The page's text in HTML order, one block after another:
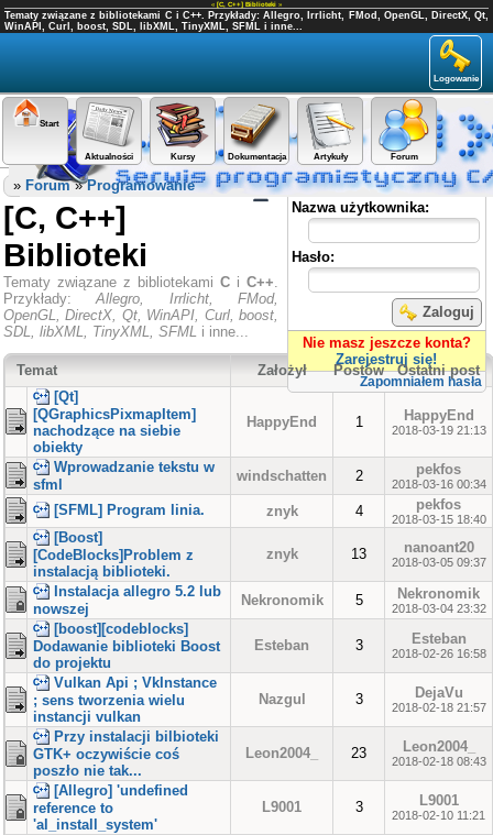
« [C, C++] Biblioteki »
Tematy związane z bibliotekami C i C++. Przykłady: Allegro, Irrlicht, FMod, OpenGL, DirectX, Qt,
WinAPI, Curl, boost, SDL, libXML, TinyXML, SFML i inne...
Logowanie
Start
Aktualności Kursy Dokumentacja Artykuły Forum
Panel użytkownika
Nazwa użytkownika:
Hasło:
Zaloguj
Nie masz jeszcze konta?
Zarejestruj się!
Zapomniałem hasła
» Forum»Programowanie
[C, C++]
Biblioteki
Tematy związane z bibliotekami C i C++.
Przykłady:Allegro, Irrlicht, FMod,
OpenGL, DirectX, Qt, WinAPI, Curl, boost,
SDL, libXML, TinyXML, SFML i inne...
Temat Założył Postów
Ostatni post
[Qt]
[QGraphicsPixmapItem]
nachodzące na siebie
obiekty
HappyEnd 1 HappyEnd
2018-03-19 21:13
Wprowadzanie tekstu w
sfml
windschatten 2 pekfos
2018-03-16 00:34
[SFML] Program linia. znyk 4 pekfos
2018-03-15 18:40
[Boost]
[CodeBlocks]Problem z
instalacją biblioteki.
znyk 13 nanoant20
2018-03-05 09:37
Instalacja allegro 5.2 lub
nowszej
Nekronomik 5 Nekronomik
2018-03-04 23:32
[boost][codeblocks]
Dodawanie biblioteki Boost
do projektu
Esteban 3 Esteban
2018-02-26 16:58
Vulkan Api ; VkInstance
; sens tworzenia wielu
instancji vulkan
Nazgul 3 DejaVu
2018-02-18 21:57
Przy instalacji bilbioteki
GTK+ oczywiście coś
poszło nie tak...
Leon2004_ 23 Leon2004_
2018-02-18 08:43
[Allegro] 'undefined
reference to
'al_install_system'
L9001 3 L9001
2018-02-10 11:21